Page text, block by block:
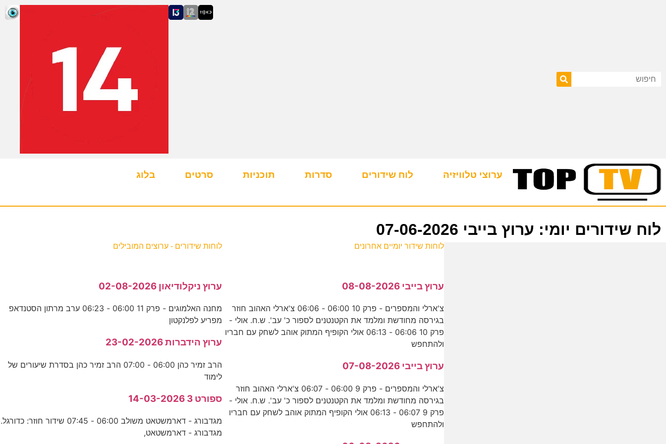
ערוצי טלוויזיה לוח שידורים סדרות תוכניות סרטים בלוג
לוח שידורים יומי: ערוץ בייבי 07-06-2026
לוחות שידור יומיים אחרונים
ערוץ בייבי 08-08-2026
צ'ארלי והמספרים - פרק 10 06:00 - 06:06 צ'ארלי האהוב חוזר
בגירסה מחודשת ומלמד את הקטנטנים לספור כ' עב'. ש.ח. אולי -
פרק 10 06:06 - 06:13 אולי הקופיף המתוק אוהב לשחק עם חבריו
ולהתחפש
ערוץ בייבי 07-08-2026
צ'ארלי והמספרים - פרק 9 06:00 - 06:07 צ'ארלי האהוב חוזר
בגירסה מחודשת ומלמד את הקטנטנים לספור כ' עב'. ש.ח. אולי -
פרק 9 06:07 - 06:13 אולי הקופיף המתוק אוהב לשחק עם חבריו
ולהתחפש
לוחות שידורים - ערוצים המובילים
ערוץ ניקלודיאון 02-08-2026
מחנה האלמוגים - פרק 11 06:00 - 06:23 ערב מרתון הסטנדאפ
מפריע לפלנקטון
ערוץ הידברות 23-02-2026
הרב זמיר כהן 06:00 - 07:00 הרב זמיר כהן בסדרת שיעורים של
לימוד
ספורט 3 14-03-2026
מגדבורג - דארמשטאט משולב 06:00 - 07:45 שידור חוזר: כדורגל.
מגדבורג - דארמשטאט,